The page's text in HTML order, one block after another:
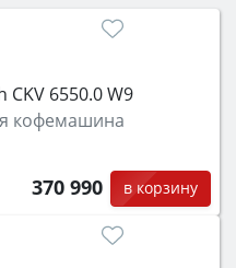
50–70 л для семьи,
самоочистка,
6550.0 W9
кофемашина
370 990 в корзину